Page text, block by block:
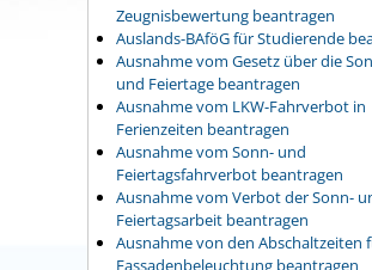
Zeugnisbewertung beantragen
Auslands-BAföG für Studierende
Ausnahme vom Gesetz über die
und Feiertage beantragen
Ausnahme vom LKW-Fahrverbot in
Ferienzeiten beantragen
Ausnahme vom Sonn- und
Feiertagsfahrverbot beantragen
Ausnahme vom Verbot der Sonn-
Feiertagsarbeit beantragen
Ausnahme von den Abschaltzeiten
Fassadenbeleuchtung beantragen